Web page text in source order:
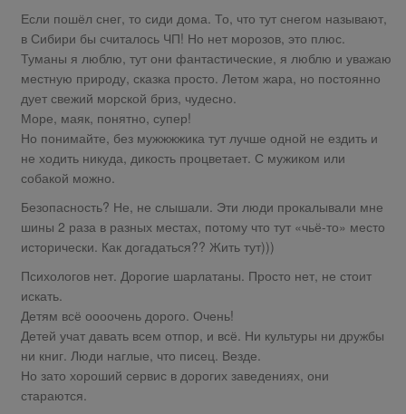
Если пошёл снег, то сиди дома. То, что тут снегом называют,
в Сибири бы считалось ЧП! Но нет морозов, это плюс.
Туманы я люблю, тут они фантастические, я люблю и уважаю
местную природу, сказка просто. Летом жара, но постоянно
дует свежий морской бриз, чудесно.
Море, маяк, понятно, супер!
Но понимайте, без мужжжжика тут лучше одной не ездить и
не ходить никуда, дикость процветает. С мужиком или
собакой можно.
Безопасность? Не, не слышали. Эти люди прокалывали мне
шины 2 раза в разных местах, потому что тут «чьё-то» место
исторически. Как догадаться?? Жить тут)))
Психологов нет. Дорогие шарлатаны. Просто нет, не стоит
искать.
Детям всё оооочень дорого. Очень!
Детей учат давать всем отпор, и всё. Ни культуры ни дружбы
ни книг. Люди наглые, что писец. Везде.
Но зато хороший сервис в дорогих заведениях, они
стараются.